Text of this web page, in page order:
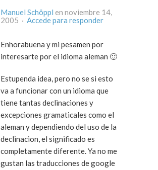
Manuel Schöppl en noviembre 14,
2005 · Accede para responder
Enhorabuena y mi pesamen por
interesarte por el idioma aleman 🙂
Estupenda idea, pero no se si esto
va a funcionar con un idioma que
tiene tantas declinaciones y
excepciones gramaticales como el
aleman y dependiendo del uso de la
declinacion, el significado es
completamente diferente. Ya no me
gustan las traducciones de google